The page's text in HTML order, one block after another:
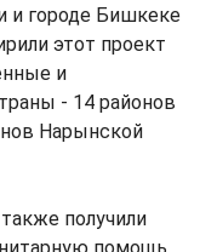
и городе Бишкеке
этот проект
и
- 14 районов
Нарынской
получили